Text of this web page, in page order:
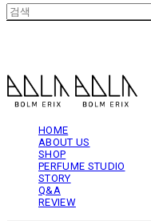
HOME
ABOUT US
SHOP
PERFUME STUDIO
STORY
Q&A
REVIEW